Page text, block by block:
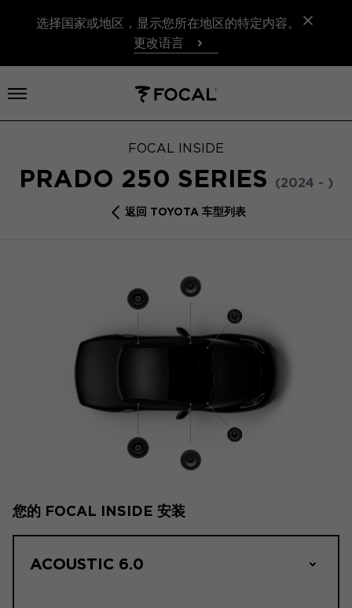
选择国家或地区，显示您所在地区的特定内容。
更改语言
打开菜单
FOCAL INSIDE
PRADO 250 SERIES (2024 - )
返回 TOYOTA 车型列表
您的 FOCAL INSIDE 安装
ACOUSTIC 6.0